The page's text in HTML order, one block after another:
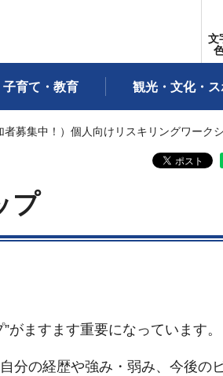
文
子育て・教育 観光・文化・ス
者募集中！）個人向けリスキリングワーク
プ
がますます重要になっています。
分の経歴や強み・弱み、今後の